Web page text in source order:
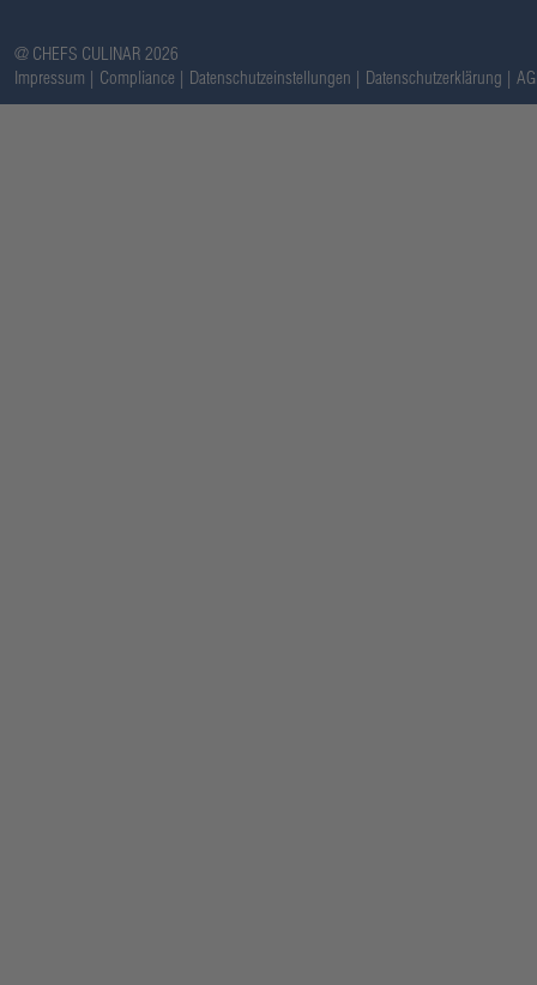
@ CHEFS CULINAR 2026
Impressum
Compliance Datenschutzeinstellungen Datenschutzerklärung